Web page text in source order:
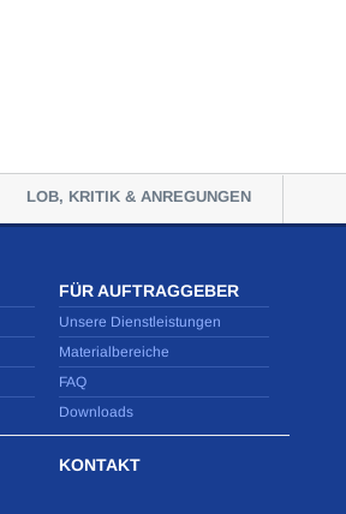
LOB, KRITIK & ANREGUNGEN
FÜR AUFTRAGGEBER
Unsere Dienstleistungen
Materialbereiche
FAQ
Downloads
KONTAKT